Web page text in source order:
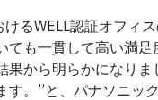
るWELL認証オフィ
ても一貫して高い満
果から明らかになり
す。”と、パナソニッ